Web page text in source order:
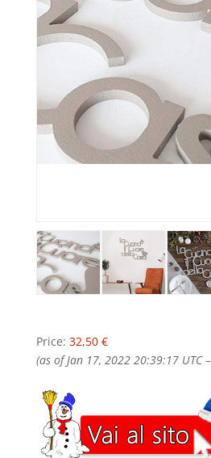
Price: 32,50 €
(as of Jan 17, 2022 20:39:17 UTC –